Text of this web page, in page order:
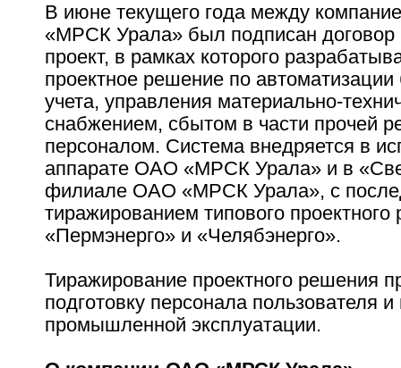
В июне текущего года между
«МРСК Урала» был подписан договор
проект, в рамках которого
проектное решение по автоматизации
учета, управления материально-
снабжением, сбытом в части прочей
персоналом. Система внедряется в
аппарате ОАО «МРСК Урала» и в
филиале ОАО «МРСК Урала», с
тиражированием типового
«Пермэнерго» и «Челябэнерго».
Тиражирование проектного решения
подготовку персонала пользователя
промышленной эксплуатации.